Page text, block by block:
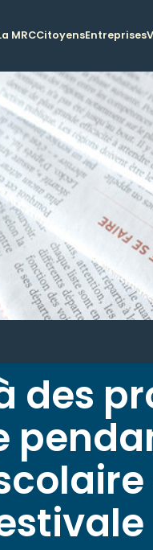
MRCCitoyensEntreprises
des